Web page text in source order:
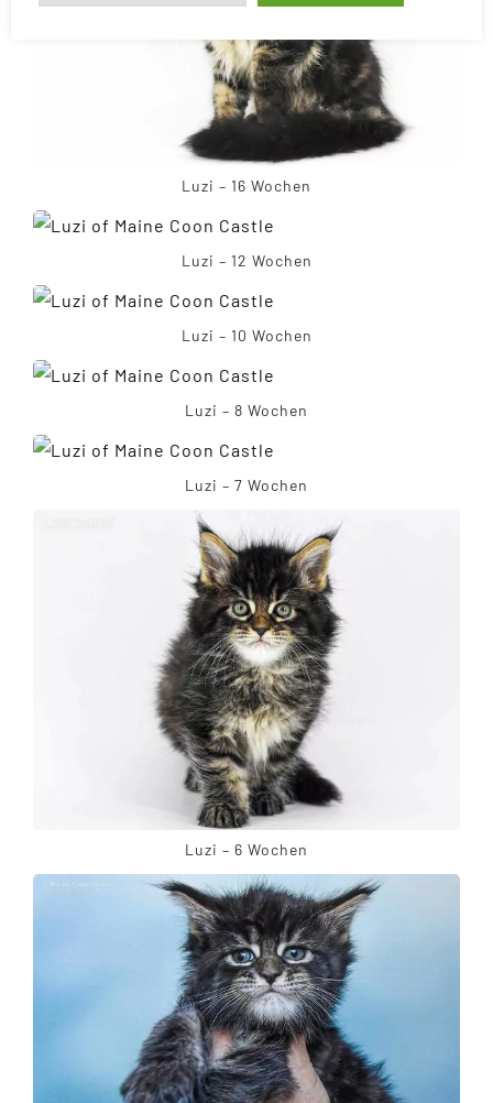
Luzi – 16 Wochen
Luzi – 12 Wochen
Luzi – 10 Wochen
Luzi – 8 Wochen
Luzi – 7 Wochen
Luzi – 6 Wochen